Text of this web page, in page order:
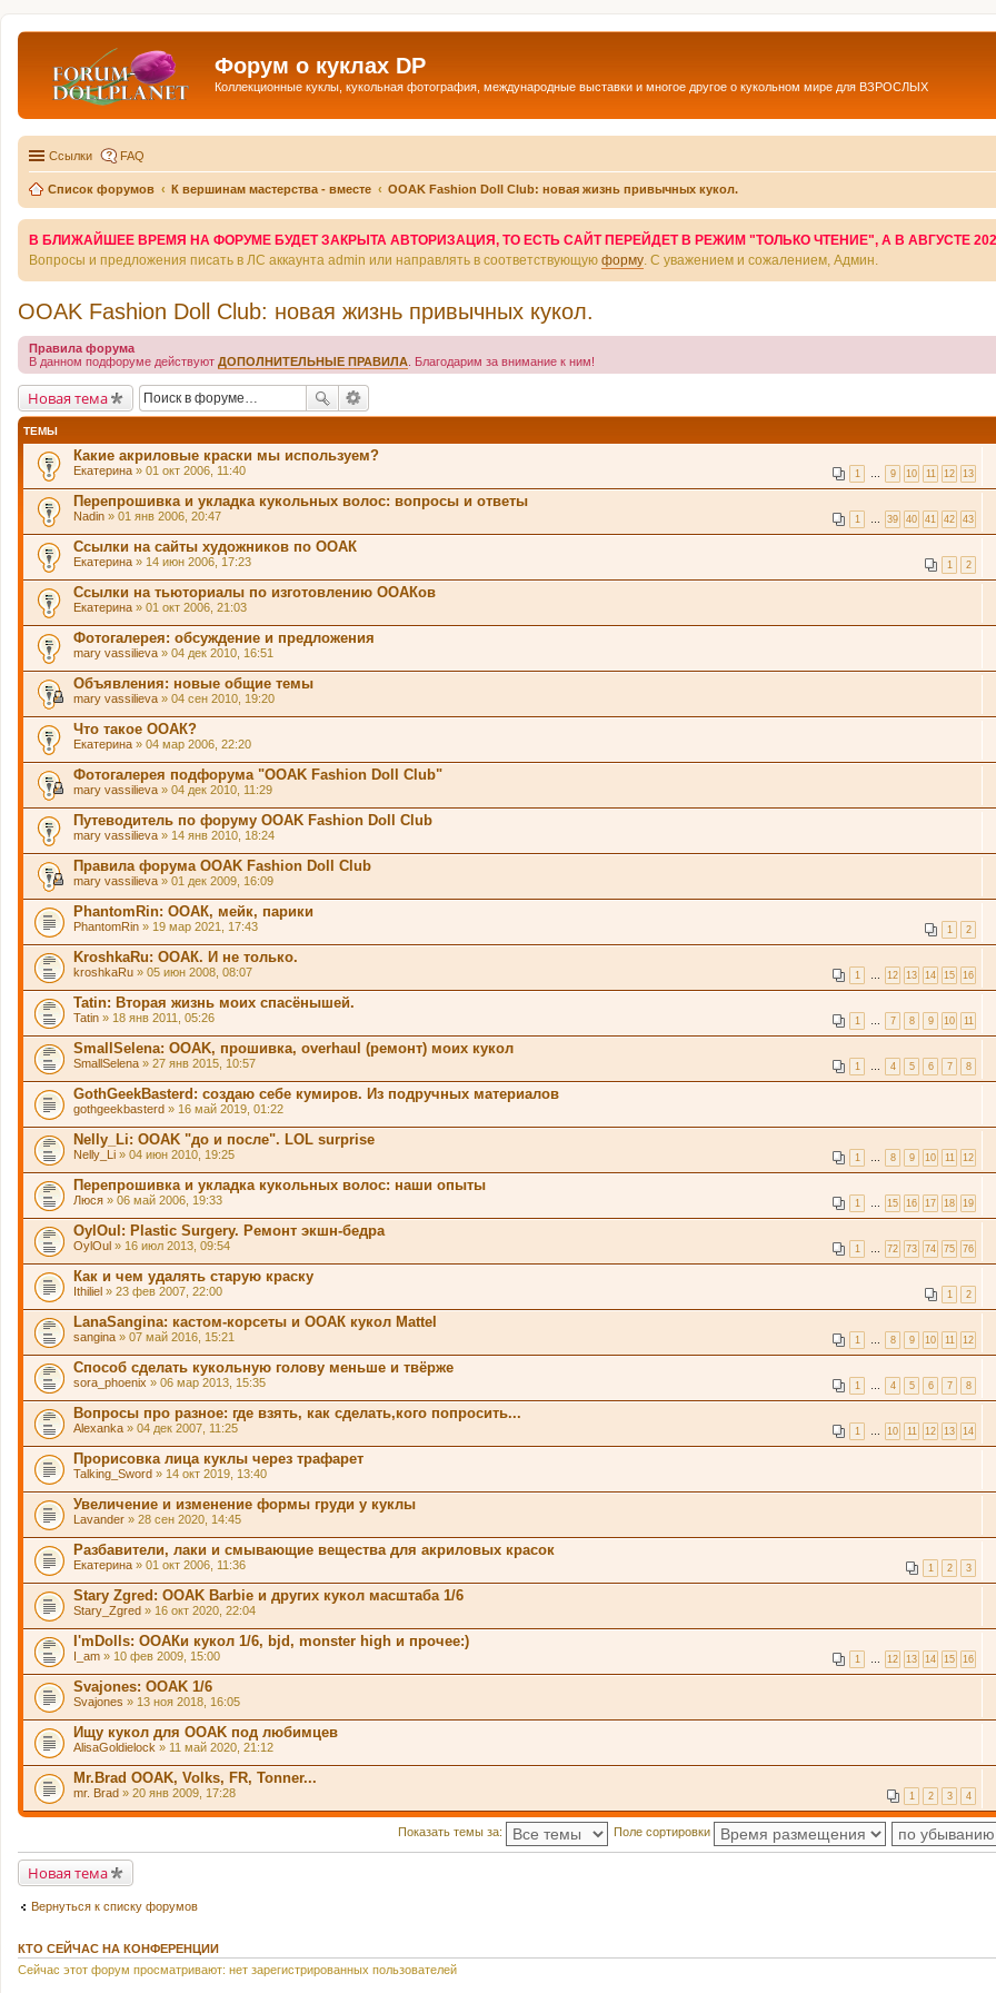
Форум о куклах DP
Коллекционные куклы, кукольная фотография, международные выставки и многое другое о кукольном мире для ВЗРОСЛЫХ
Ссылки FAQ
Список форумов К вершинам мастерства - вместе OOAK Fashion Doll Club: новая жизнь привычных кукол.
В БЛИЖАЙШЕЕ ВРЕМЯ НА ФОРУМЕ БУДЕТ ЗАКРЫТА АВТОРИЗАЦИЯ, ТО ЕСТЬ САЙТ ПЕРЕЙДЕТ В РЕЖИМ "ТОЛЬКО ЧТЕНИЕ", А В АВГУСТЕ
Вопросы и предложения писать в ЛС аккаунта admin или направлять в соответствующую форму . С уважением и сожалением, Админ.
OOAK Fashion Doll Club: новая жизнь привычных кукол.
Правила форума
В данном подфоруме действуют ДОПОЛНИТЕЛЬНЫЕ ПРАВИЛА . Благодарим за внимание к ним!
Новая тема
ТЕМЫ
Какие акриловые краски мы используем?
1 9 10 11 12 13
Екатерина » 01 окт 2006, 11:40
Перепрошивка и укладка кукольных волос: вопросы и ответы
1 39 40 41 42 43
Nadin » 01 янв 2006, 20:47
Ссылки на сайты художников по ООАК
1 2
Екатерина » 14 июн 2006, 17:23
Ссылки на тьюториалы по изготовлению ООАКов
Екатерина » 01 окт 2006, 21:03
Фотогалерея: обсуждение и предложения
mary vassilieva » 04 дек 2010, 16:51
Объявления: новые общие темы
mary vassilieva » 04 сен 2010, 19:20
Что такое ООАК?
Екатерина » 04 мар 2006, 22:20
Фотогалерея подфорума "OOAK Fashion Doll Club"
mary vassilieva » 04 дек 2010, 11:29
Путеводитель по форуму OOAK Fashion Doll Club
mary vassilieva » 14 янв 2010, 18:24
Правила форума OOAK Fashion Doll Club
mary vassilieva » 01 дек 2009, 16:09
PhantomRin: ООАК, мейк, парики
1 2
PhantomRin » 19 мар 2021, 17:43
KroshkaRu: ООАК. И не только.
1 12 13 14 15 16
kroshkaRu » 05 июн 2008, 08:07
Tatin: Вторая жизнь моих спасёнышей.
1 7 8 9 10 11
Tatin » 18 янв 2011, 05:26
SmallSelena: OOAK, прошивка, overhaul (ремонт) моих кукол
1 4 5 6 7 8
SmallSelena » 27 янв 2015, 10:57
GothGeekBasterd: создаю себе кумиров. Из подручных материалов
gothgeekbasterd » 16 май 2019, 01:22
Nelly_Li: OOAK "до и после". LOL surprise
1 8 9 10 11 12
Nelly_Li » 04 июн 2010, 19:25
Перепрошивка и укладка кукольных волос: наши опыты
1 15 16 17 18 19
Люся » 06 май 2006, 19:33
OylOul: Plastic Surgery. Ремонт экшн-бедра
1 72 73 74 75 76
OylOul » 16 июл 2013, 09:54
Как и чем удалять старую краску
1 2
Ithiliel » 23 фев 2007, 22:00
LanaSangina: кастом-корсеты и ООАК кукол Mattel
1 8 9 10 11 12
sangina » 07 май 2016, 15:21
Способ сделать кукольную голову меньше и твёрже
1 4 5 6 7 8
sora_phoenix » 06 мар 2013, 15:35
Вопросы про разное: где взять, как сделать,кого попросить...
1 10 11 12 13 14
Alexanka » 04 дек 2007, 11:25
Прорисовка лица куклы через трафарет
Talking_Sword » 14 окт 2019, 13:40
Увеличение и изменение формы груди у куклы
Lavander » 28 сен 2020, 14:45
Разбавители, лаки и смывающие вещества для акриловых красок
1 2 3
Екатерина » 01 окт 2006, 11:36
Stary Zgred: OOAK Barbie и других кукол масштаба 1/6
Stary_Zgred » 16 окт 2020, 22:04
I'mDolls: ООАКи кукол 1/6, bjd, monster high и прочее:)
1 12 13 14 15 16
I_am » 10 фев 2009, 15:00
Svajones: OOAK 1/6
Svajones » 13 ноя 2018, 16:05
Ищу кукол для OOAK под любимцев
AlisaGoldielock » 11 май 2020, 21:12
Mr.Brad OOAK, Volks, FR, Tonner...
1 2 3 4
mr. Brad » 20 янв 2009, 17:28
Показать темы за: Поле сортировки
Новая тема
Вернуться к списку форумов
КТО СЕЙЧАС НА КОНФЕРЕНЦИИ
Сейчас этот форум просматривают: нет зарегистрированных пользователей